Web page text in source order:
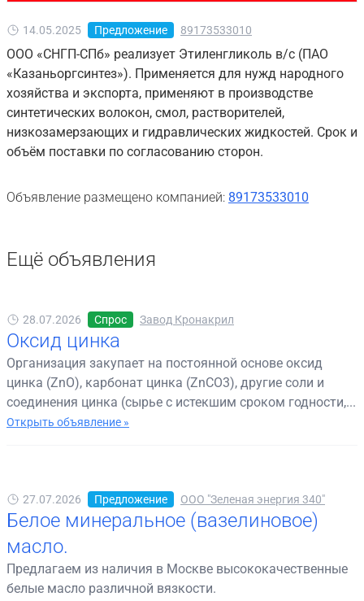
14.05.2025 Предложение 89173533010
ООО «СНГП-СПб» реализует Этиленгликоль в/с (ПАО
«Казаньоргсинтез»). Применяется для нужд народного
хозяйства и экспорта, применяют в производстве
синтетических волокон, смол, растворителей,
низкозамерзающих и гидравлических жидкостей. Срок и
объём поставки по согласованию сторон.
Объявление размещено компанией: 89173533010
Ещё объявления
28.07.2026 Спрос Завод Кронакрил
Оксид цинка
Организация закупает на постоянной основе оксид
цинка (ZnO), карбонат цинка (ZnCO3), другие соли и
соединения цинка (сырье с истекшим сроком годности,...
Открыть объявление »
27.07.2026 Предложение ООО "Зеленая энергия 340"
Белое минеральное (вазелиновое)
масло.
Предлагаем из наличия в Москве высококачественные
белые масло различной вязкости.